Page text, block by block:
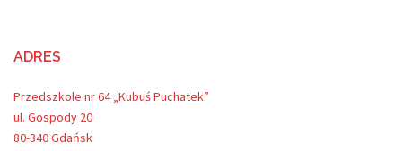
ADRES
Przedszkole nr 64 „Kubuś Puchatek”
ul. Gospody 20
80-340 Gdańsk